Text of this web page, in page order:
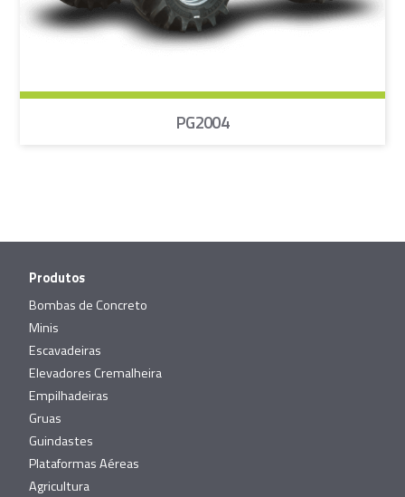
PG2004
Produtos
Bombas de Concreto
Minis
Escavadeiras
Elevadores Cremalheira
Empilhadeiras
Gruas
Guindastes
Plataformas Aéreas
Agricultura